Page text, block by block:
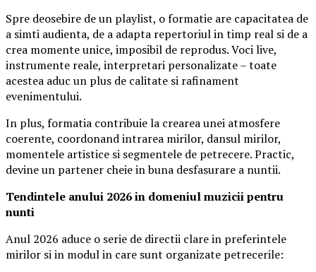
Spre deosebire de un playlist, o formatie are capacitatea de
a simti audienta, de a adapta repertoriul in timp real si de a
crea momente unice, imposibil de reprodus. Voci live,
instrumente reale, interpretari personalizate – toate
acestea aduc un plus de calitate si rafinament
evenimentului.
In plus, formatia contribuie la crearea unei atmosfere
coerente, coordonand intrarea mirilor, dansul mirilor,
momentele artistice si segmentele de petrecere. Practic,
devine un partener cheie in buna desfasurare a nuntii.
Tendintele anului 2026 in domeniul muzicii pentru
nunti
Anul 2026 aduce o serie de directii clare in preferintele
mirilor si in modul in care sunt organizate petrecerile: